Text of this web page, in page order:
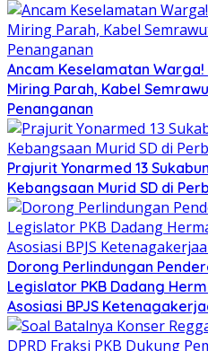
Ancam Keselamatan
Miring Parah, Kabel
Penanganan
Prajurit Yonarmed 13
Kebangsaan Murid SD di
Dorong Perlindungan
Legislator PKB Dadang
Asosiasi BPJS